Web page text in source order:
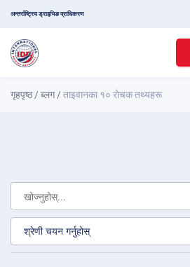
अन्तर्राष्ट्रिय ड्राइभिङ प्राधिकरण
गृहपृष्ठ/ब्लग/ताइवानका १० रोचक तथ्यहरू